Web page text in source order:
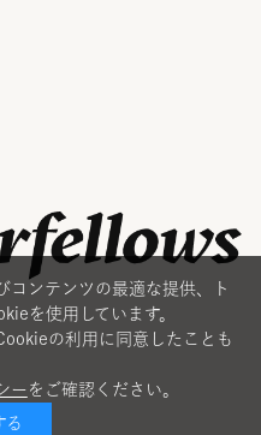
コンテンツの最適な提供、ト
を使用しています。
の利用に同意したことも
ー をご確認ください。
る